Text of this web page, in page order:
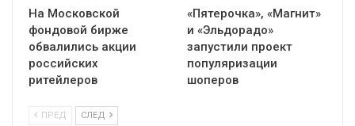
На Московской
фондовой бирже
обвалились акции
российских
ритейлеров
«Пятерочка», «Магнит»
и «Эльдорадо»
запустили проект
популяризации
шоперов
ПРЕД СЛЕД